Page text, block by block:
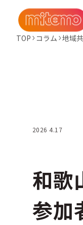
TOP コラム 地域
2026 4.17
和歌
参加